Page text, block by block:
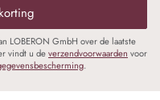
LOBERON GmbH over de laatste
vindt u deverzendvoorwaarden voor
.